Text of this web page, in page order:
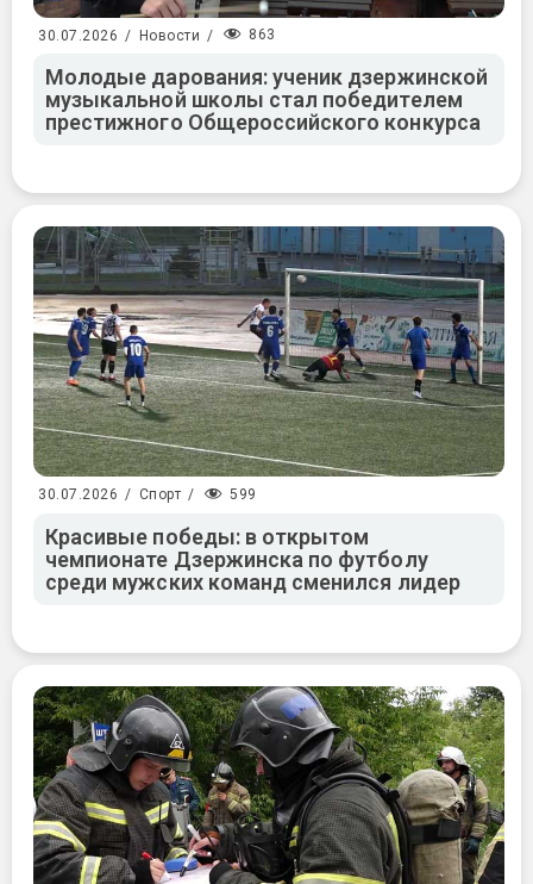
30.07.2026 / Новости / 863
Молодые дарования: ученик дзержинской
музыкальной школы стал победителем
престижного Общероссийского конкурса
30.07.2026 / Спорт / 599
Красивые победы: в открытом
чемпионате Дзержинска по футболу
среди мужских команд сменился лидер